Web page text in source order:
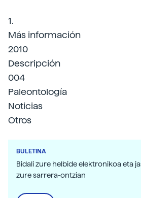
1.
Más información
2010
Descripción
004
Paleontología
Noticias
Otros
BULETINA
Bidali zure helbide elektronikoa eta
zure sarrera-ontzian